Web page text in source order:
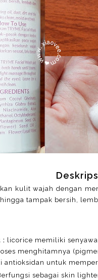
kulit wajah dengan
tampak bersih,
: licorice memiliki
menghitamnya
antioksidan untuk
sebagai skin